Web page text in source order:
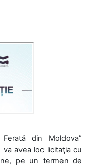
din Moldova”
va avea loc licitaţia cu
pe un termen de